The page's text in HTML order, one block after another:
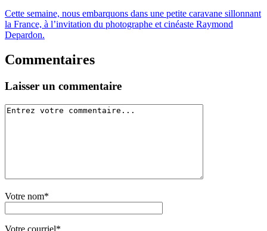
Cette semaine, nous embarquons dans une petite caravane sillonnant
la France, à l’invitation du photographe et cinéaste Raymond
Depardon.
Commentaires
Laisser un commentaire
Votre nom*
Votre courriel*